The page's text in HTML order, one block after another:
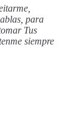
para
Tus
siempre